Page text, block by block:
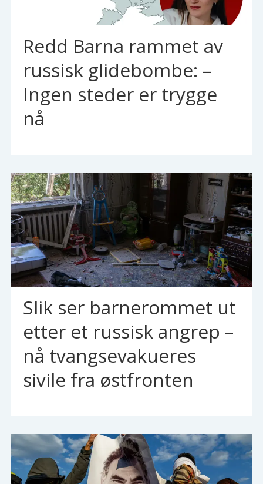
Redd Barna rammet av
russisk glidebombe: –
Ingen steder er trygge
nå
Slik ser barnerommet ut
etter et russisk angrep –
nå tvangsevakueres
sivile fra østfronten